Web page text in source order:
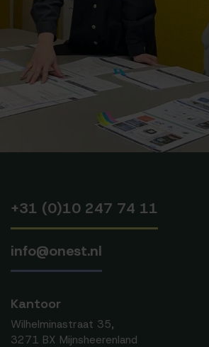
+31 (0)10 247 74 11
info@onest.nl
Kantoor
Wilhelminastraat 35,
3271 BX Mijnsheerenland